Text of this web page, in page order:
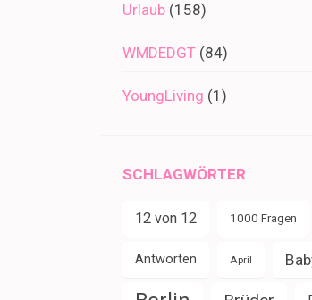
Urlaub (158)
WMDEDGT (84)
YoungLiving (1)
SCHLAGWÖRTER
12 von 12 1000 Fragen
Antworten April